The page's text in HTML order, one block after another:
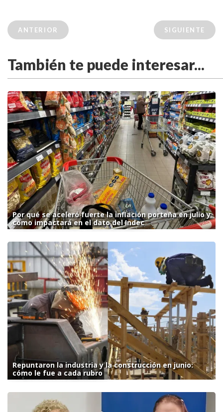
ANTERIOR SIGUIENTE
También te puede interesar...
Por qué se aceleró fuerte la inflación porteña en julio y
cómo impactará en el dato del Indec
Repuntaron la industria y la construcción en junio:
cómo le fue a cada rubro